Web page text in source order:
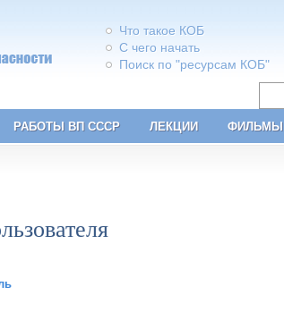
Что такое КОБ
С чего начать
Поиск по "ресурсам КОБ"
РАБОТЫ ВП СССР ЛЕКЦИИ ФИЛЬМЫ